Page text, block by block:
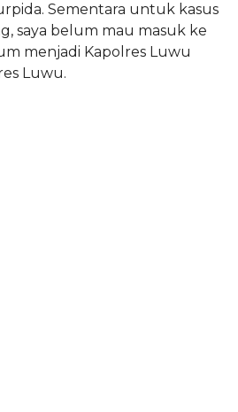
Sementara untuk kasus
saya belum mau masuk ke
menjadi Kapolres Luwu
Luwu.